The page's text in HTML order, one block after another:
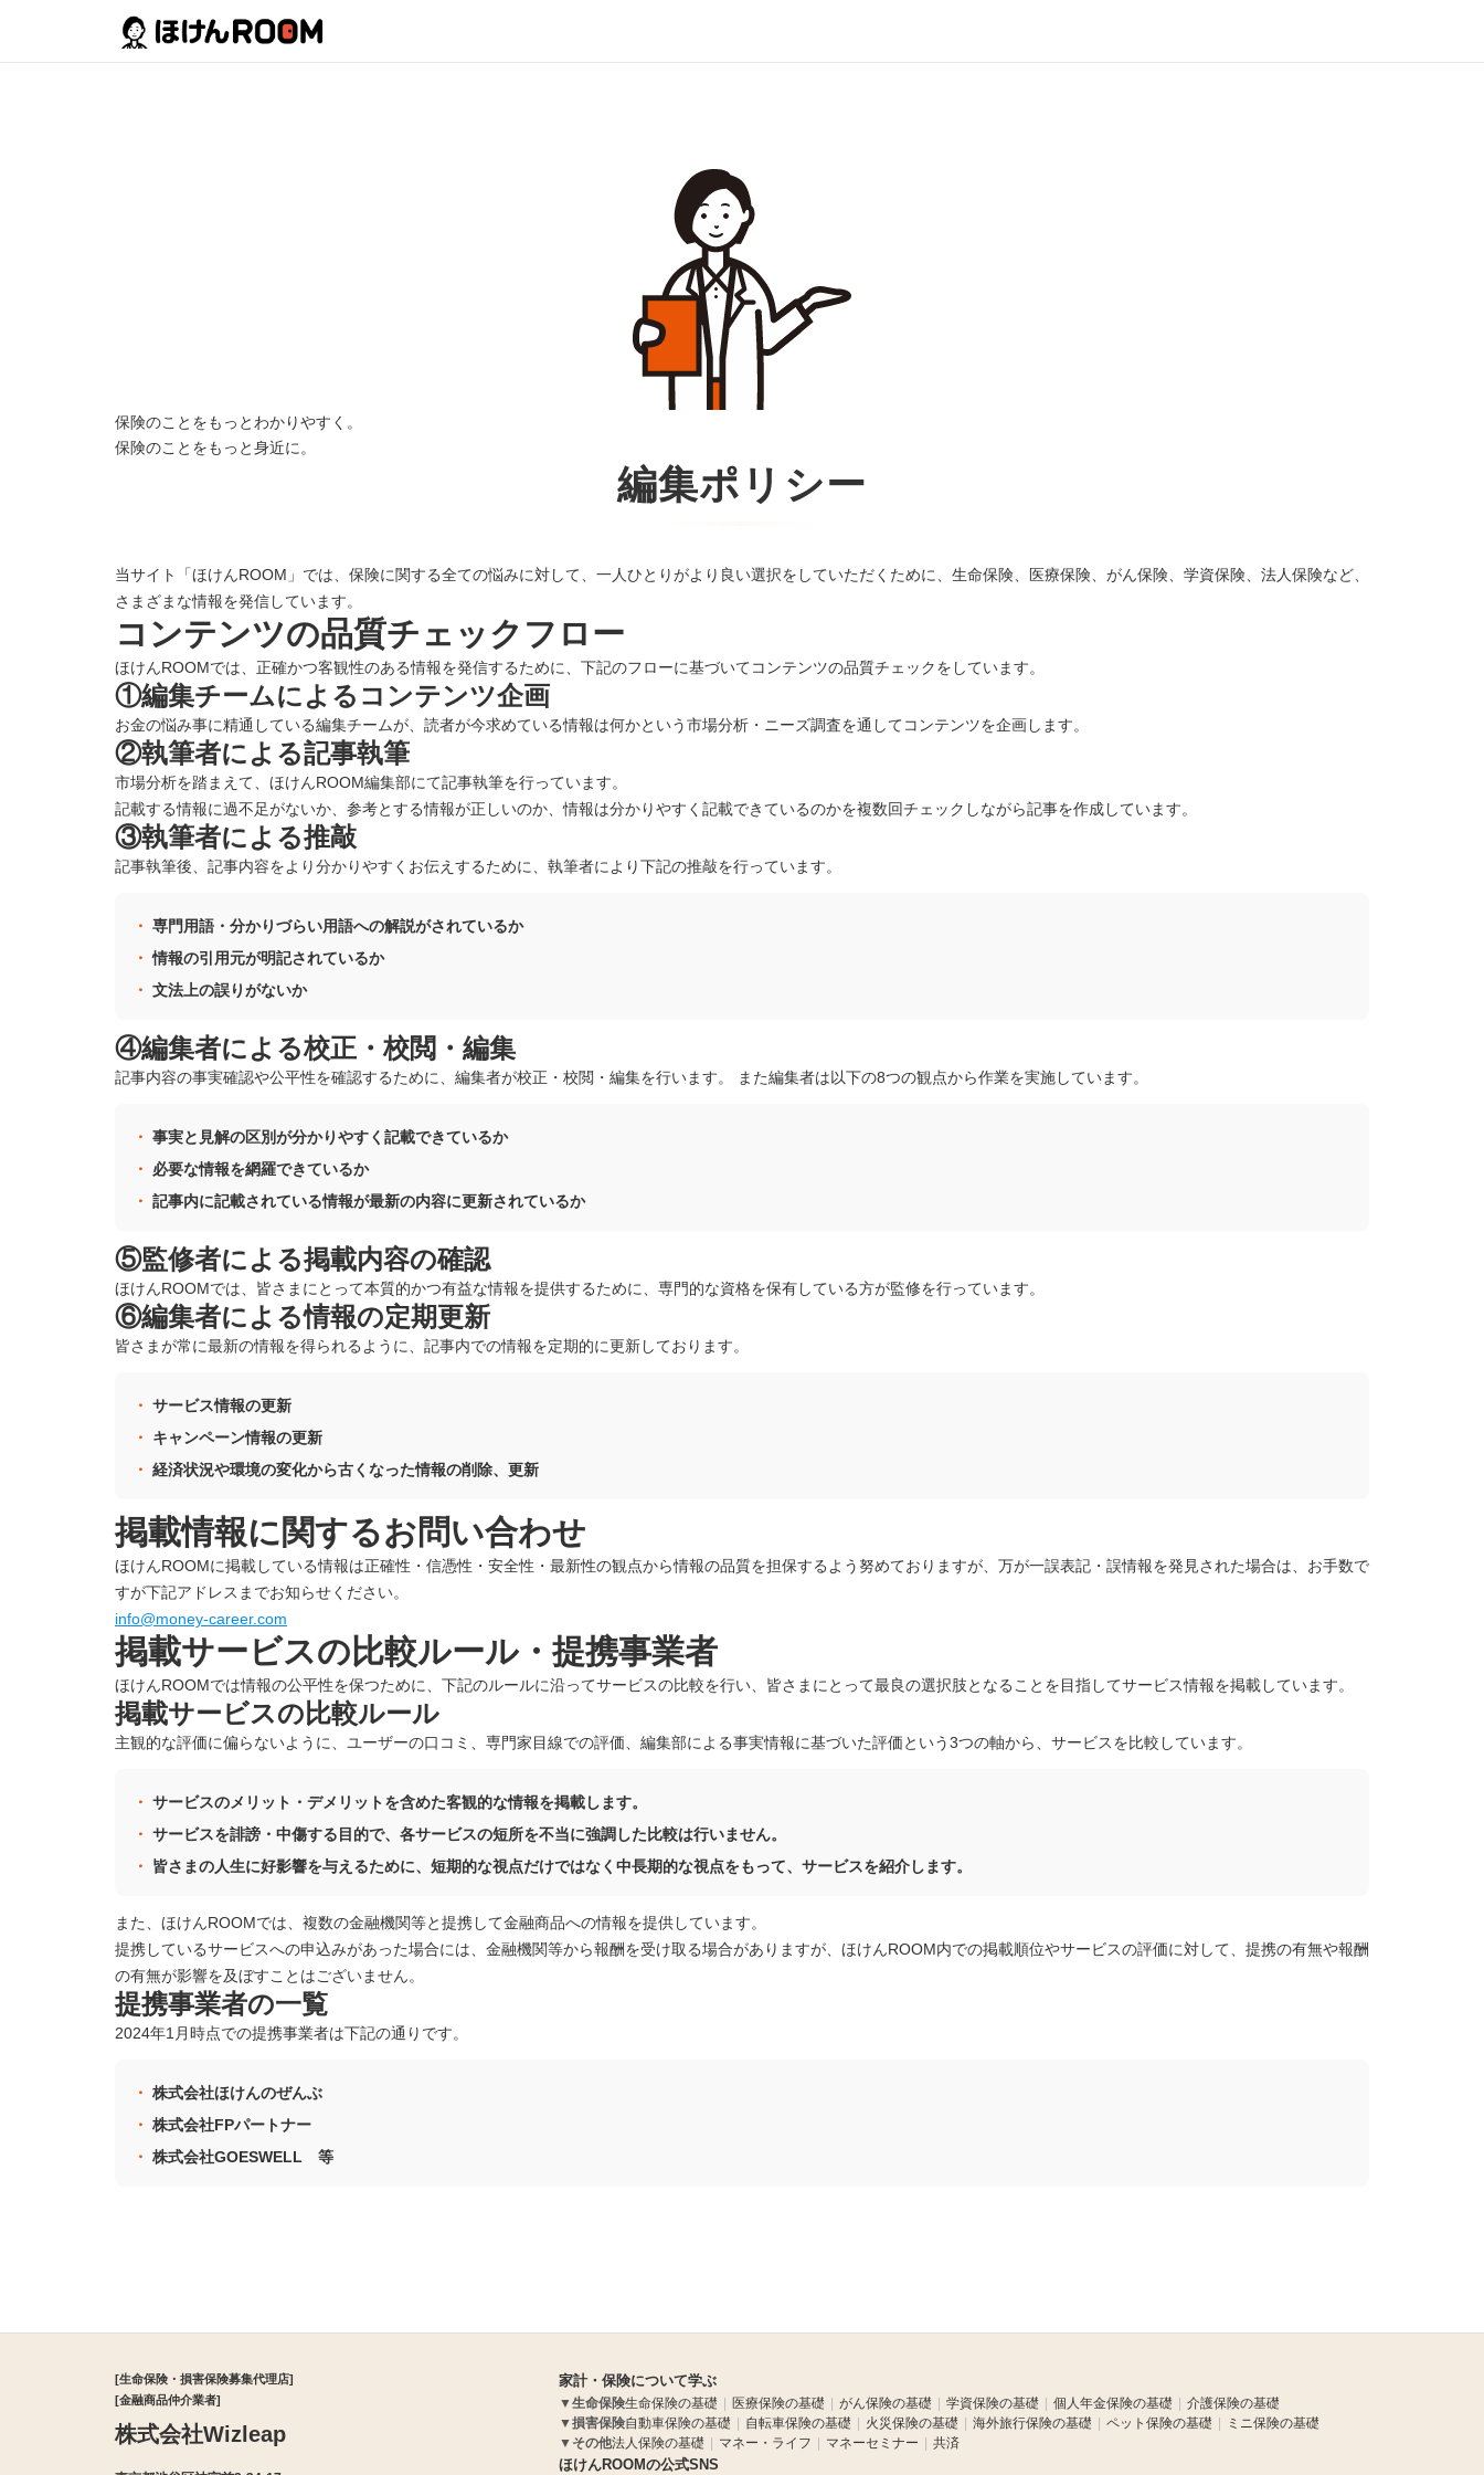
保険のことをもっとわかりやすく。
保険のことをもっと身近に。
編集ポリシー
当サイト「ほけんROOM」では、保険に関する全ての悩みに対して、一人ひとりがより良い選択をしていただくために、生命保険、医療保険、がん保険、学資保険、法人保険など、
さまざまな情報を発信しています。
コンテンツの品質チェックフロー
ほけんROOMでは、正確かつ客観性のある情報を発信するために、下記のフローに基づいてコンテンツの品質チェックをしています。
①編集チームによるコンテンツ企画
お金の悩み事に精通している編集チームが、読者が今求めている情報は何かという市場分析・ニーズ調査を通してコンテンツを企画します。
②執筆者による記事執筆
市場分析を踏まえて、ほけんROOM編集部にて記事執筆を行っています。
記載する情報に過不足がないか、参考とする情報が正しいのか、情報は分かりやすく記載できているのかを複数回チェックしながら記事を作成しています。
③執筆者による推敲
記事執筆後、記事内容をより分かりやすくお伝えするために、執筆者により下記の推敲を行っています。
専門用語・分かりづらい用語への解説がされているか
情報の引用元が明記されているか
文法上の誤りがないか
④編集者による校正・校閲・編集
記事内容の事実確認や公平性を確認するために、編集者が校正・校閲・編集を行います。 また編集者は以下の8つの観点から作業を実施しています。
事実と見解の区別が分かりやすく記載できているか
必要な情報を網羅できているか
記事内に記載されている情報が最新の内容に更新されているか
⑤監修者による掲載内容の確認
ほけんROOMでは、皆さまにとって本質的かつ有益な情報を提供するために、専門的な資格を保有している方が監修を行っています。
⑥編集者による情報の定期更新
皆さまが常に最新の情報を得られるように、記事内での情報を定期的に更新しております。
サービス情報の更新
キャンペーン情報の更新
経済状況や環境の変化から古くなった情報の削除、更新
掲載情報に関するお問い合わせ
ほけんROOMに掲載している情報は正確性・信憑性・安全性・最新性の観点から情報の品質を担保するよう努めておりますが、万が一誤表記・誤情報を発見された場合は、お手数で
すが下記アドレスまでお知らせください。
info@money-career.com
掲載サービスの比較ルール・提携事業者
ほけんROOMでは情報の公平性を保つために、下記のルールに沿ってサービスの比較を行い、皆さまにとって最良の選択肢となることを目指してサービス情報を掲載しています。
掲載サービスの比較ルール
主観的な評価に偏らないように、ユーザーの口コミ、専門家目線での評価、編集部による事実情報に基づいた評価という3つの軸から、サービスを比較しています。
サービスのメリット・デメリットを含めた客観的な情報を掲載します。
サービスを誹謗・中傷する目的で、各サービスの短所を不当に強調した比較は行いません。
皆さまの人生に好影響を与えるために、短期的な視点だけではなく中長期的な視点をもって、サービスを紹介します。
また、ほけんROOMでは、複数の金融機関等と提携して金融商品への情報を提供しています。
提携しているサービスへの申込みがあった場合には、金融機関等から報酬を受け取る場合がありますが、ほけんROOM内での掲載順位やサービスの評価に対して、提携の有無や報酬
の有無が影響を及ぼすことはございません。
提携事業者の一覧
2024年1月時点での提携事業者は下記の通りです。
株式会社ほけんのぜんぶ
株式会社FPパートナー
株式会社GOESWELL 等
[生命保険・損害保険募集代理店]
[金融商品仲介業者]
株式会社Wizleap
家計・保険について学ぶ
▼生命保険生命保険の基礎 医療保険の基礎 がん保険の基礎 学資保険の基礎 個人年金保険の基礎
介護保険の基礎
▼損害保険自動車保険の基礎 自転車保険の基礎 火災保険の基礎 海外旅行保険の基礎 ペット保険の基礎
ミニ保険の基礎
▼ その他法人保険の基礎 マネー・ライフ マネーセミナー 共済
ほけんROOMの公式SNS